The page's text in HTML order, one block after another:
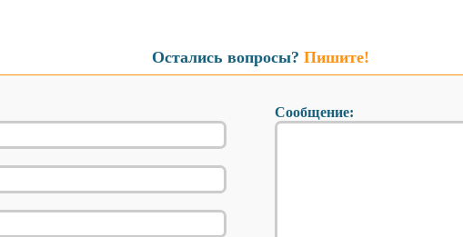
Остались вопросы? Пишите!
Сообщение: